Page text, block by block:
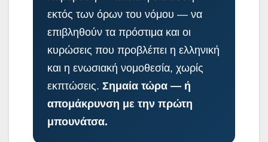
εκτός των όρων του νόμου — να
επιβληθούν τα πρόστιμα και οι
κυρώσεις που προβλέπει η ελληνική
και η ενωσιακή νομοθεσία, χωρίς
εκπτώσεις. Σημαία τώρα — ή
απομάκρυνση με την πρώτη
μπουνάτσα.